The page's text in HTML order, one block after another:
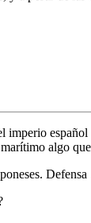
algo
Defensa